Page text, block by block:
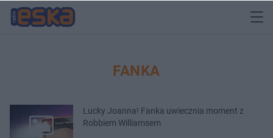
FANKA
Lucky Joanna! Fanka uwiecznia moment z
Robbiem Williamsem